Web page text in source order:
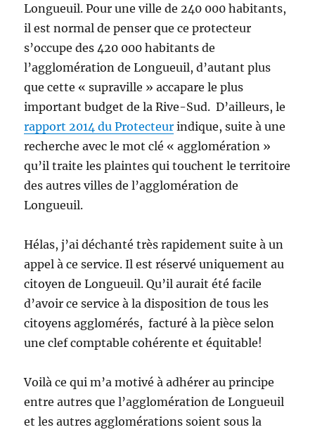
Longueuil. Pour une ville de 240 000 habitants,
il est normal de penser que ce protecteur
s’occupe des 420 000 habitants de
l’agglomération de Longueuil, d’autant plus
que cette « supraville » accapare le plus
important budget de la Rive-Sud. D’ailleurs, le
rapport 2014 du Protecteur indique, suite à une
recherche avec le mot clé « agglomération »
qu’il traite les plaintes qui touchent le territoire
des autres villes de l’agglomération de
Longueuil.
Hélas, j’ai déchanté très rapidement suite à un
appel à ce service. Il est réservé uniquement au
citoyen de Longueuil. Qu’il aurait été facile
d’avoir ce service à la disposition de tous les
citoyens agglomérés, facturé à la pièce selon
une clef comptable cohérente et équitable!
Voilà ce qui m’a motivé à adhérer au principe
entre autres que l’agglomération de Longueuil
et les autres agglomérations soient sous la